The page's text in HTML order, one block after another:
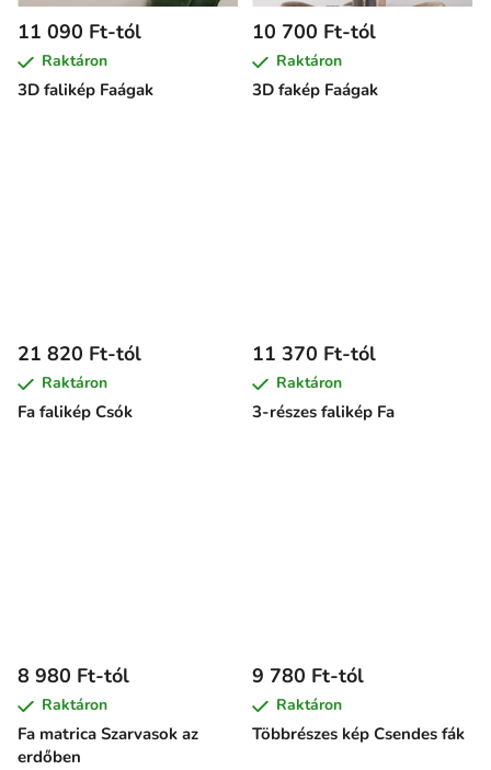
3D falikép Faágak
11 090 Ft-tól
Raktáron
3D fakép Faágak
10 700 Ft-tól
Raktáron
Fa falikép Csók
21 820 Ft-tól
Raktáron
3-részes falikép Fa
11 370 Ft-tól
Raktáron
Fa matrica Szarvasok az
erdőben
8 980 Ft-tól
Raktáron
Többrészes kép Csendes fák
9 780 Ft-tól
Raktáron